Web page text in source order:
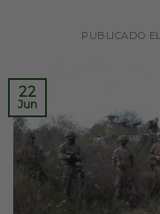
PUBLICADO
22
Jun